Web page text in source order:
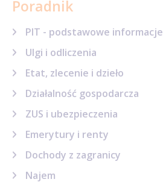
Poradnik
PIT - podstawowe informacje
Ulgi i odliczenia
Etat, zlecenie i dzieło
Działalność gospodarcza
ZUS i ubezpieczenia
Emerytury i renty
Dochody z zagranicy
Najem